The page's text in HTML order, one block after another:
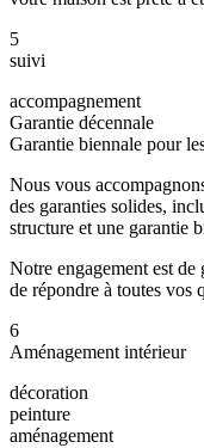
5
suivi
accompagnement
Garantie décennale
Garantie biennale pour
Nous vous
des garanties solides,
structure et une garantie
Notre engagement est
de répondre à toutes vos
6
Aménagement intérieur
décoration
peinture
aménagement